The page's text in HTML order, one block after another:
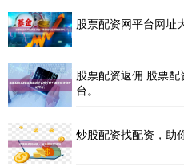
股票配资网平台网址
股票配资返佣 股票
台。
炒股配资找配资，助